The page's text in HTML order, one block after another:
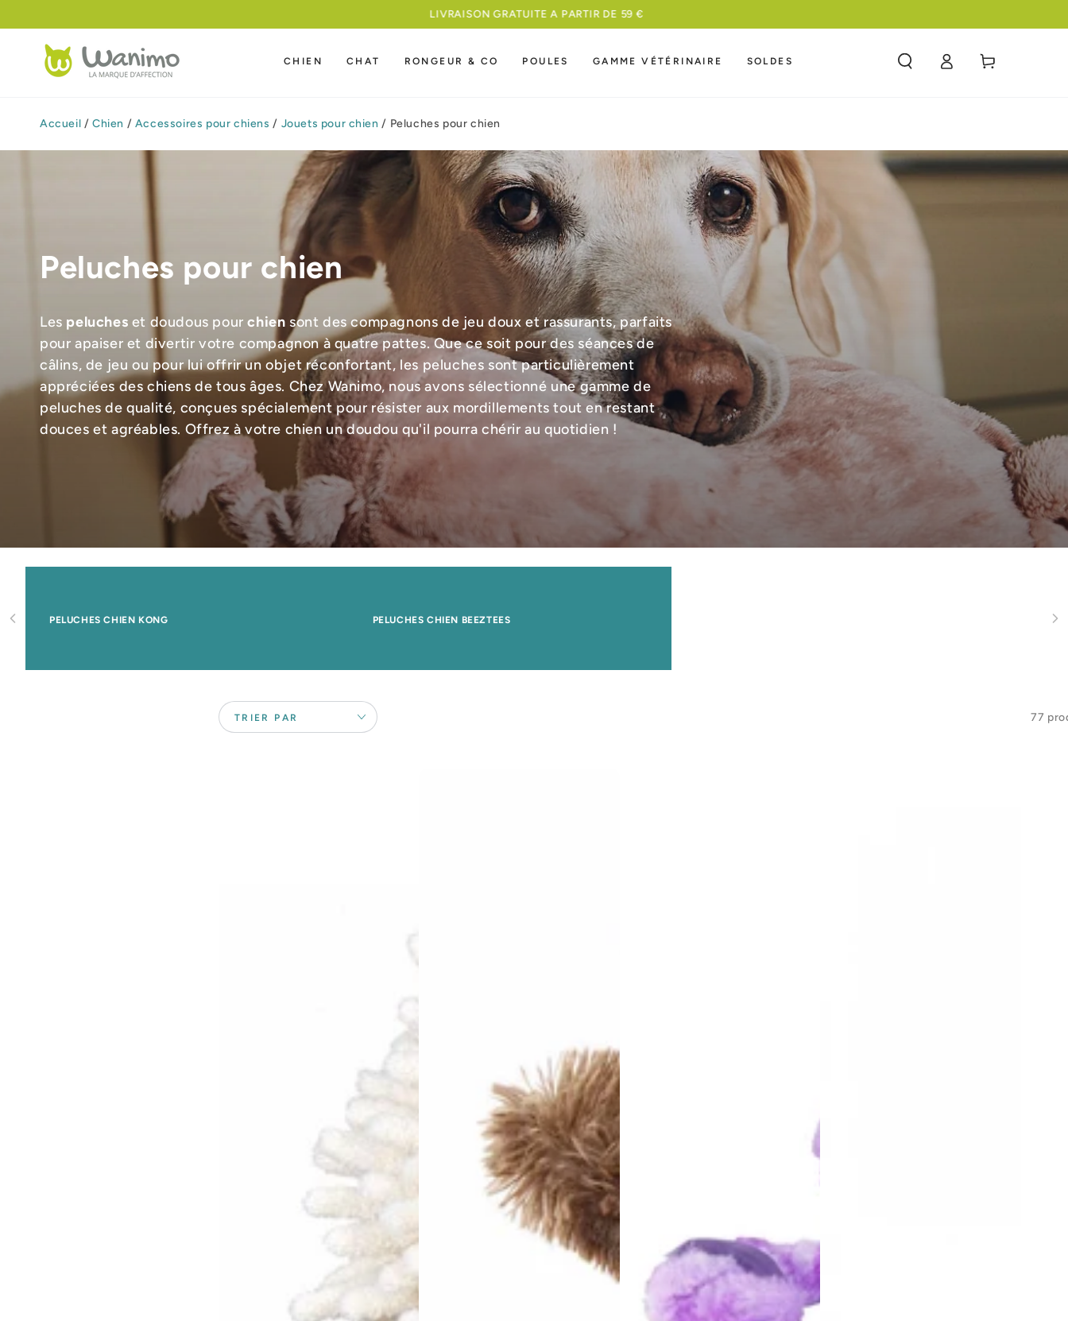
MEILLEURE NOURRITURE A UN PRIX COMPETITIF
CHIEN CHAT RONGEUR & CO POULES GAMME VÉTÉRINAIRE SOLDES Connexion Panier
Accueil / Chien / Accessoires pour chiens / Jouets pour chien / Peluches pour chien
Peluches pour chien
Les peluches et doudous pourchien sont des compagnons de jeu doux et rassurants, parfaits
pour apaiser et divertir votre compagnon à quatre pattes. Que ce soit pour des séances de
câlins, de jeu ou pour lui offrir un objet réconfortant, les peluches sont particulièrement
appréciées des chiens de tous âges. Chez Wanimo, nous avons sélectionné une gamme de
peluches de qualité, conçues spécialement pour résister aux mordillements tout en restant
douces et agréables. Offrez à votre chien un doudou qu'il pourra chérir au quotidien !
PELUCHES CHIEN KONG PELUCHES CHIEN BEEZTEES
TRIER PAR 77